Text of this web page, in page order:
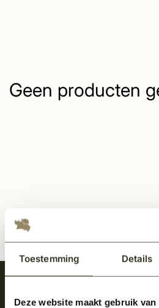
Toestemming Details
Deze website maakt gebruik van
Geen producten
over onze kempische